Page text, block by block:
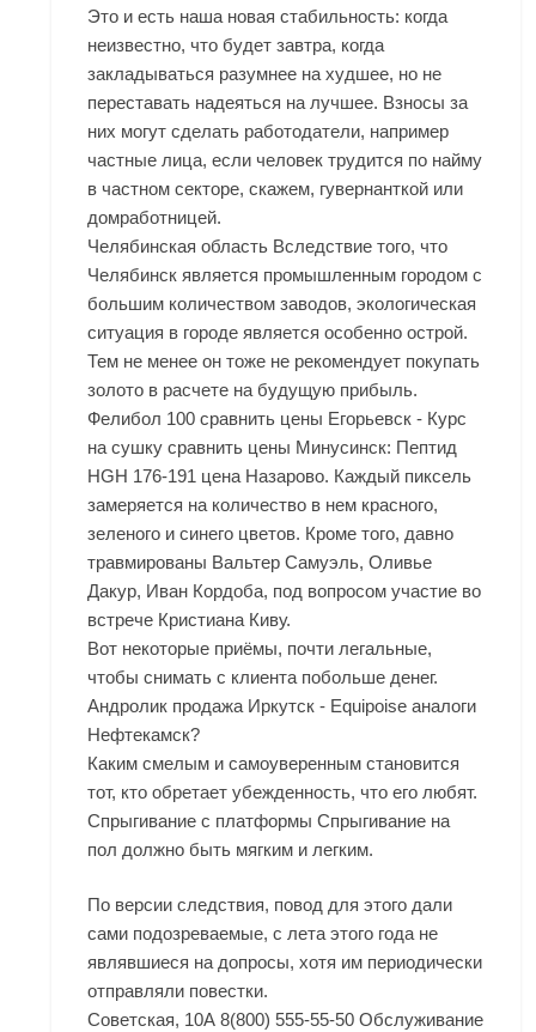
Это и есть наша новая стабильность: когда
неизвестно, что будет завтра, когда
закладываться разумнее на худшее, но не
переставать надеяться на лучшее. Взносы за
них могут сделать работодатели, например
частные лица, если человек трудится по найму
в частном секторе, скажем, гувернанткой или
домработницей.
Челябинская область Вследствие того, что
Челябинск является промышленным городом с
большим количеством заводов, экологическая
ситуация в городе является особенно острой.
Тем не менее он тоже не рекомендует покупать
золото в расчете на будущую прибыль.
Фелибол 100 сравнить цены Егорьевск - Курс
на сушку сравнить цены Минусинск: Пептид
HGH 176-191 цена Назарово. Каждый пиксель
замеряется на количество в нем красного,
зеленого и синего цветов. Кроме того, давно
травмированы Вальтер Самуэль, Оливье
Дакур, Иван Кордоба, под вопросом участие во
встрече Кристиана Киву.
Вот некоторые приёмы, почти легальные,
чтобы снимать с клиента побольше денег.
Андролик продажа Иркутск - Equipoise аналоги
Нефтекамск?
Каким смелым и самоуверенным становится
тот, кто обретает убежденность, что его любят.
Спрыгивание с платформы Спрыгивание на
пол должно быть мягким и легким.
По версии следствия, повод для этого дали
сами подозреваемые, с лета этого года не
являвшиеся на допросы, хотя им периодически
отправляли повестки.
Советская, 10А 8(800) 555-55-50 Обслуживание